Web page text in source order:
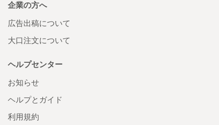
企業の方へ
広告出稿について
大口注文について
ヘルプセンター
お知らせ
ヘルプとガイド
利用規約